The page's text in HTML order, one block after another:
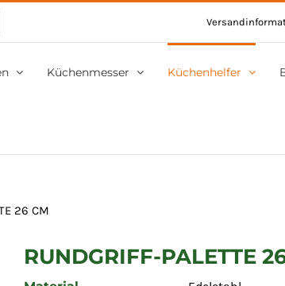
Küchenmesser Küchenhelfer
26 CM
RUNDGRIFF-PALETTE